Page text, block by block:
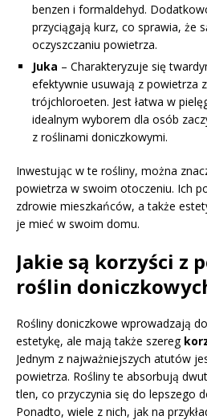
benzen i formaldehyd.
przyciągają kurz, co sprawia, że
oczyszczaniu powietrza.
Juka – Charakteryzuje się
efektywnie usuwają z powietrza
trójchloroeten. Jest łatwa w
idealnym wyborem dla osób
z roślinami doniczkowymi.
Inwestując w te rośliny, można
powietrza w swoim otoczeniu. Ich
zdrowie mieszkańców, a także
je mieć w swoim domu.
Jakie są korzyści z
roślin
Rośliny doniczkowe wprowadzają
estetykę, ale mają także szereg
Jednym z najważniejszych atutów
powietrza. Rośliny te absorbują
tlen, co przyczynia się do lepszego
Ponadto, wiele z nich, jak na